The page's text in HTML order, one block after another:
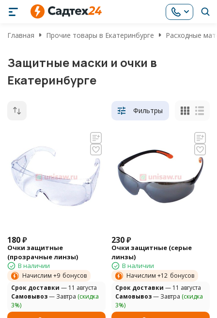
Главная Прочие товары в Екатеринбурге Расходные
Защитные маски и очки в
Екатеринбурге
Фильтры
180₽
Очки защитные
(прозрачные линзы)
В наличии
Начислим +9 бонусов
Cрок доставки — 11 августа
Самовывоз— Завтра (скидка
3%)
230₽
Очки защитные (серые
линзы)
В наличии
Начислим +12 бонусов
Cрок доставки — 11 августа
Самовывоз— Завтра (скидка
3%)